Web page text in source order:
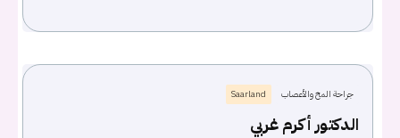
جراحة المخ والأعصاب Saarland
الدكتور أكرم غربي